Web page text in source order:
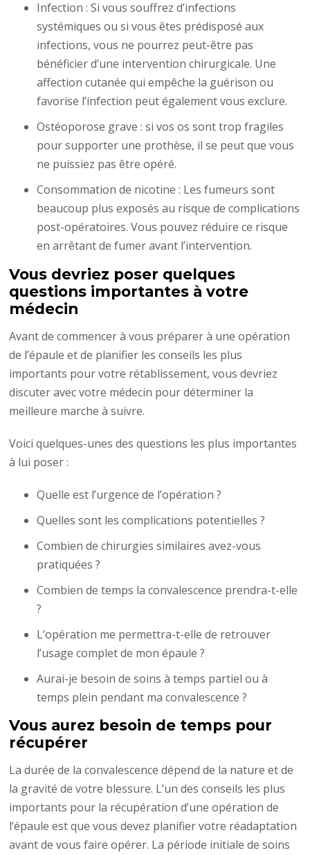
Infection : Si vous souffrez d’infections
systémiques ou si vous êtes prédisposé aux
infections, vous ne pourrez peut-être pas
bénéficier d’une intervention chirurgicale. Une
affection cutanée qui empêche la guérison ou
favorise l’infection peut également vous exclure.
Ostéoporose grave : si vos os sont trop fragiles
pour supporter une prothèse, il se peut que vous
ne puissiez pas être opéré.
Consommation de nicotine : Les fumeurs sont
beaucoup plus exposés au risque de complications
post-opératoires. Vous pouvez réduire ce risque
en arrêtant de fumer avant l’intervention.
Vous devriez poser quelques
questions importantes à votre
médecin
Avant de commencer à vous préparer à une opération
de l’épaule et de planifier les conseils les plus
importants pour votre rétablissement, vous devriez
discuter avec votre médecin pour déterminer la
meilleure marche à suivre.
Voici quelques-unes des questions les plus importantes
à lui poser :
Quelle est l’urgence de l’opération ?
Quelles sont les complications potentielles ?
Combien de chirurgies similaires avez-vous
pratiquées ?
Combien de temps la convalescence prendra-t-elle
?
L’opération me permettra-t-elle de retrouver
l’usage complet de mon épaule ?
Aurai-je besoin de soins à temps partiel ou à
temps plein pendant ma convalescence ?
Vous aurez besoin de temps pour
récupérer
La durée de la convalescence dépend de la nature et de
la gravité de votre blessure. L’un des conseils les plus
importants pour la récupération d’une opération de
l’épaule est que vous devez planifier votre réadaptation
avant de vous faire opérer. La période initiale de soins